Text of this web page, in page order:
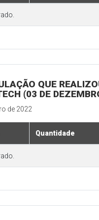
QUE
(03 DE
de 2022
Quantidade